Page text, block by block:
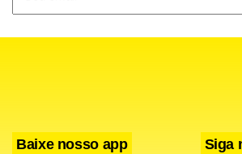
pessoais, cuja alta foi de 0,90% e o
subitem com maior impacto individual
em abril. O grupo deu uma contribuição
Baixe nosso app Siga